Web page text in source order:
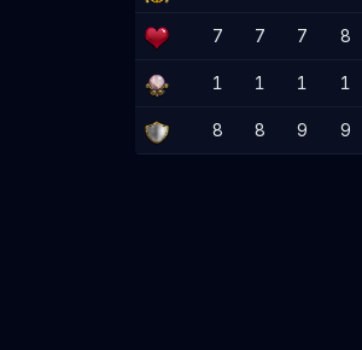
7 7 7 8
1 1 1 1
8 8 9 9